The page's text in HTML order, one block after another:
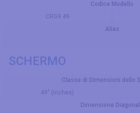
Codice Modello
CRG9 49
Alias
SCHERMO
Classe di Dimensioni dello
49" (inches)
Dimensione